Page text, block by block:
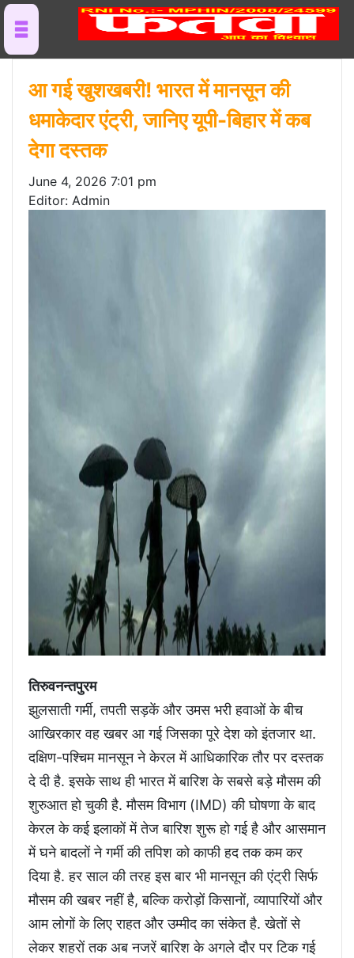
आ गई खुशखबरी! भारत में मानसून की
धमाकेदार एंट्री, जानिए यूपी-बिहार में कब
देगा दस्तक
June 4, 2026 7:01 pm
Editor: Admin
तिरुवनन्तपुरम
झुलसाती गर्मी, तपती सड़कें और उमस भरी हवाओं के बीच
आखिरकार वह खबर आ गई जिसका पूरे देश को इंतजार था.
दक्षिण-पश्चिम मानसून ने केरल में आधिकारिक तौर पर दस्तक
दे दी है. इसके साथ ही भारत में बारिश के सबसे बड़े मौसम की
शुरुआत हो चुकी है. मौसम विभाग (IMD) की घोषणा के बाद
केरल के कई इलाकों में तेज बारिश शुरू हो गई है और आसमान
में घने बादलों ने गर्मी की तपिश को काफी हद तक कम कर
दिया है. हर साल की तरह इस बार भी मानसून की एंट्री सिर्फ
मौसम की खबर नहीं है, बल्कि करोड़ों किसानों, व्यापारियों और
आम लोगों के लिए राहत और उम्मीद का संकेत है. खेतों से
लेकर शहरों तक अब नजरें बारिश के अगले दौर पर टिक गई